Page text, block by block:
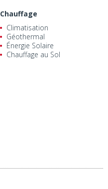
Chauffage
Climatisation
Géothermal
Énergie Solaire
Chauffage au Sol